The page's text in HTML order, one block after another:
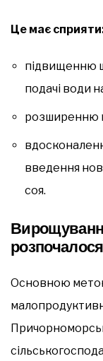
Це має
підвищенню
подачі води
розширенню
введення
соя.
Основною